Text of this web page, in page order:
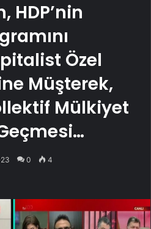
HDP’nin
Özel
Müşterek,
Mülkiyet
0 4